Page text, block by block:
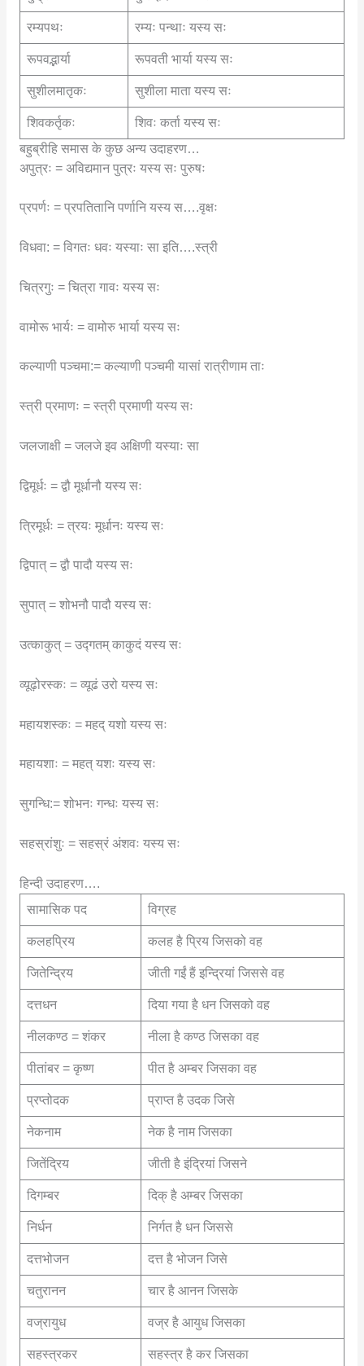
रम्यपथः रम्यः पन्थाः यस्य सः
रूपवद्भार्या रूपवती भार्या यस्य सः
सुशीलमातृकः सुशीला माता यस्य सः
शिवकर्तृकः
शिवः कर्ता यस्य सः
बहुब्रीहि समास के कुछ अन्य उदाहरण…
अपुत्रः = अविद्यमान पुत्रः यस्य सः पुरुषः
प्रपर्णः = प्रपतितानि पर्णानि यस्य स….वृक्षः
विधवा: = विगतः धवः यस्याः सा इति….स्त्री
चित्रगुः = चित्रा गावः यस्य सः
वामोरू भार्यः = वामोरु भार्या यस्य सः
कल्याणी पञ्चमा:= कल्याणी पञ्चमी यासां रात्रीणाम ताः
स्त्री प्रमाणः = स्त्री प्रमाणी यस्य सः
जलजाक्षी = जलजे इव अक्षिणी यस्याः सा
द्विमूर्धः = द्वौ मूर्धानौ यस्य सः
त्रिमूर्धः = त्रयः मूर्धानः यस्य सः
द्विपात् = द्वौ पादौ यस्य सः
सुपात् = शोभनौ पादौ यस्य सः
उत्काकुत् = उद्गतम् काकुदं यस्य सः
व्यूढ़ोरस्कः = व्यूढं उरो यस्य सः
महायशस्कः = महद् यशो यस्य सः
महायशाः = महत् यशः यस्य सः
सुगन्धि:= शोभनः गन्धः यस्य सः
सहस्रांशुः = सहस्रं अंशवः यस्य सः
हिन्दी उदाहरण….
सामासिक पद
विग्रह
कलहप्रिय कलह है प्रिय जिसको वह
जितेन्द्रिय जीती गईं हैं इन्द्रियां जिससे वह
दत्तधन दिया गया है धन जिसको वह
नीलकण्ठ = शंकर नीला है कण्ठ जिसका वह
पीतांबर = कृष्ण पीत है अम्बर जिसका वह
प्रप्तोदक प्राप्त है उदक जिसे
नेकनाम नेक है नाम जिसका
जितेंद्रिय जीती है इंद्रियां जिसने
दिगम्बर दिक् है अम्बर जिसका
निर्धन निर्गत है धन जिससे
दत्तभोजन दत्त है भोजन जिसे
चतुरानन चार है आनन जिसके
वज्रायुध वज्र है आयुध जिसका
सहस्त्रकर सहस्त्र है कर जिसका